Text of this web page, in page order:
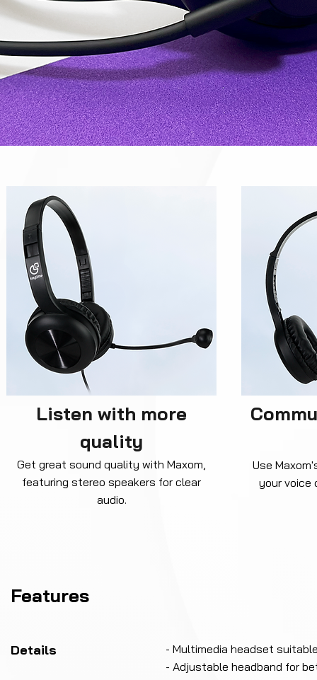
Listen with more
quality
Get great sound quality with Maxom,
featuring stereo speakers for clear
audio.
Use
your voice
Features
Details
- Multimedia headset
- Adjustable headband for